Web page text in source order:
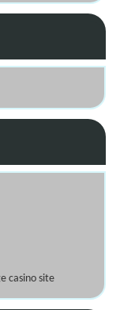
casino site